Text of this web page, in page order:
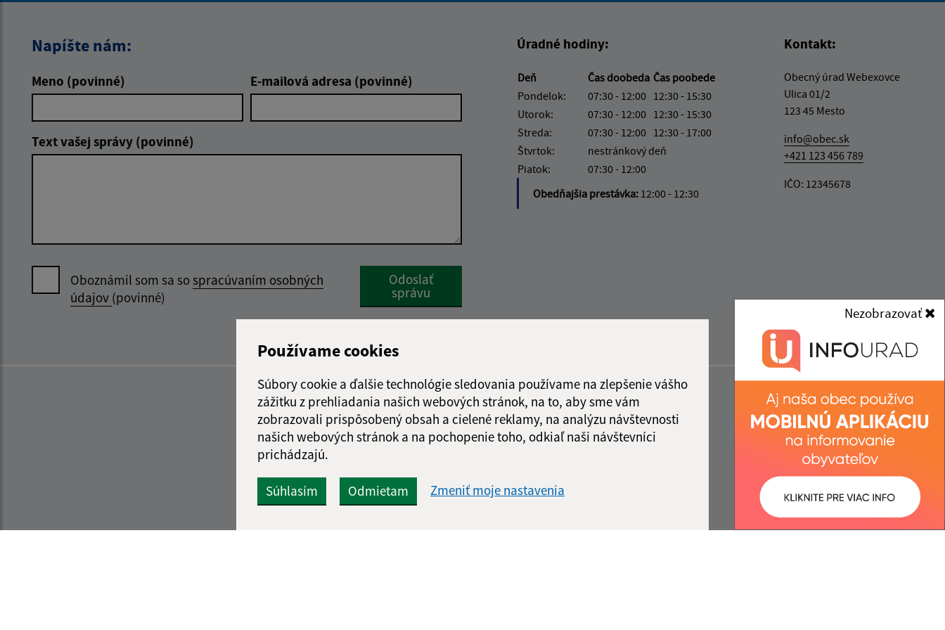
Používame cookies
Súbory cookie a ďalšie technológie sledovania používame na zlepšenie vášho
zážitku z prehliadania našich webových stránok, na to, aby sme vám
zobrazovali prispôsobený obsah a cielené reklamy, na analýzu návštevnosti
našich webových stránok a na pochopenie toho, odkiaľ naši návštevníci
prichádzajú.
Súhlasím Odmietam Zmeniť moje nastavenia
Nezobrazovať
Napíšte nám:
Meno (povinné) E-mailová adresa (povinné)
Text vašej správy (povinné)
Oboznámil som sa sospracúvaním osobných
údajov (povinné)
Google reCaptcha Response
Odoslať
správu
Úradné hodiny:
Deň Čas doobeda Čas poobede
Pondelok:
07:30 - 12:00 12:30 - 15:30
Utorok:
07:30 - 12:00 12:30 - 15:30
Streda:
07:30 - 12:00 12:30 - 17:00
Štvrtok:
nestránkový deň
Piatok:
07:30 - 12:00
Obedňajšia prestávka: 12:00 - 12:30
Kontakt:
Obecný úrad Webexovce
Ulica 01/2
123 45 Mesto
info@obec.sk
+421 123 456 789
IČO: 12345678